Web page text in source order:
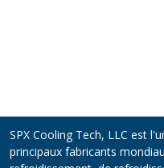
SPX Cooling Tech, LLC est
principaux fabricants